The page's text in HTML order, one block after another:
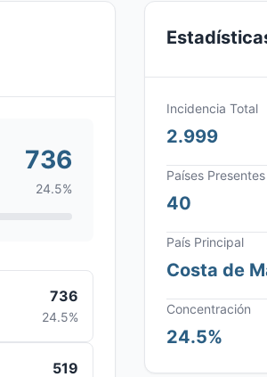
736
24.5%
736
24.5%
519
Incidencia Total
2.999
Países Presentes
40
País Principal
Costa de
Concentración
24.5%